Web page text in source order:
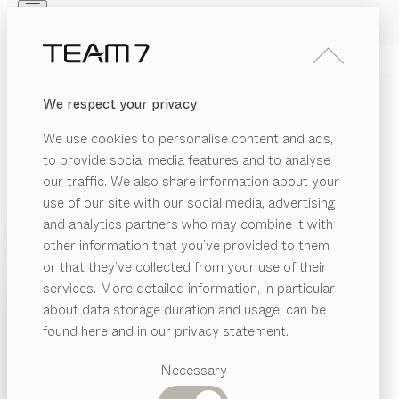
We respect your privacy
We use cookies to personalise content and ads,
to provide social media features and to analyse
our traffic. We also share information about your
use of our site with our social media, advertising
and analytics partners who may combine it with
other information that you’ve provided to them
or that they’ve collected from your use of their
services. More detailed information, in particular
about data storage duration and usage, can be
found here and in our privacy statement.
Necessary
PRODUITS
INSPIRATION
REVENDEUR
Catégories
suggérées
PRODUITS
INSPIRATION
QUI SOMMES-NOUS
REVENDEUR
CUISINEloft
noyer sauvage, verre fumé
Sebastian Desch
Urbaine ou champêtre, moderne ou classique : la
cuisine loft marie les éléments soi-disant antagonistes
grâce aux lignes épurées, aux chants sobres et aux
détails artisanaux. Elle fait preuve de vivacité quand
elle se décline dans les aspects sauvages chêne et
noyer avec des nœuds apparents qui soulignent
TROUVER UN REVENDEUR